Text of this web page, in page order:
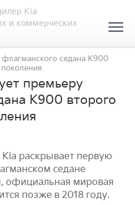
Kia
и коммерческих
седана K900
премьеру
K900 второго
Kia раскрывает первую
седане
официальная мировая
позже в 2018 году.